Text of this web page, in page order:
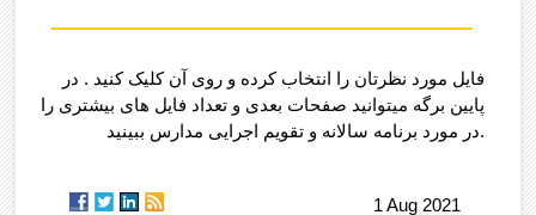
فایل مورد نظرتان را انتخاب کرده و روی آن کلیک کنید . در
پایین برگه میتوانید صفحات بعدی و تعداد فایل های بیشتری را
در مورد برنامه سالانه و تقویم اجرایی مدارس ببینید.
1 Aug 2021